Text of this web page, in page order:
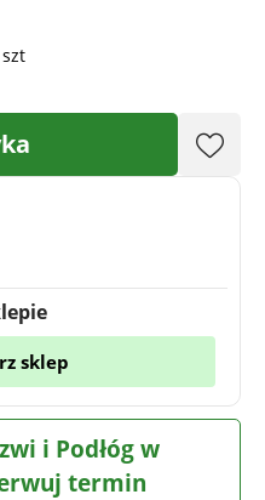
szt
sklep
i Podłóg w
termin